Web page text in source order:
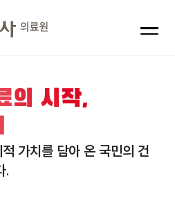
메뉴
의 시 작,
가치를 담아 온 국민의 건
.